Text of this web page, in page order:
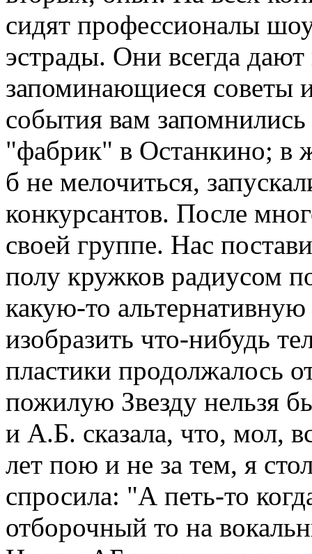
сидят профессионалы
эстрады. Они всегда
запоминающиеся советы
события вам
"фабрик" в Останкино; в
б не мелочиться,
конкурсантов. После
своей группе. Нас
полу кружков радиусом
какую-то
изобразить что-нибудь
пластики продолжалось
пожилую Звезду нельзя
и А.Б. сказала, что, мол,
лет пою и не за тем, я
спросила: "А петь-то
отборочный то на